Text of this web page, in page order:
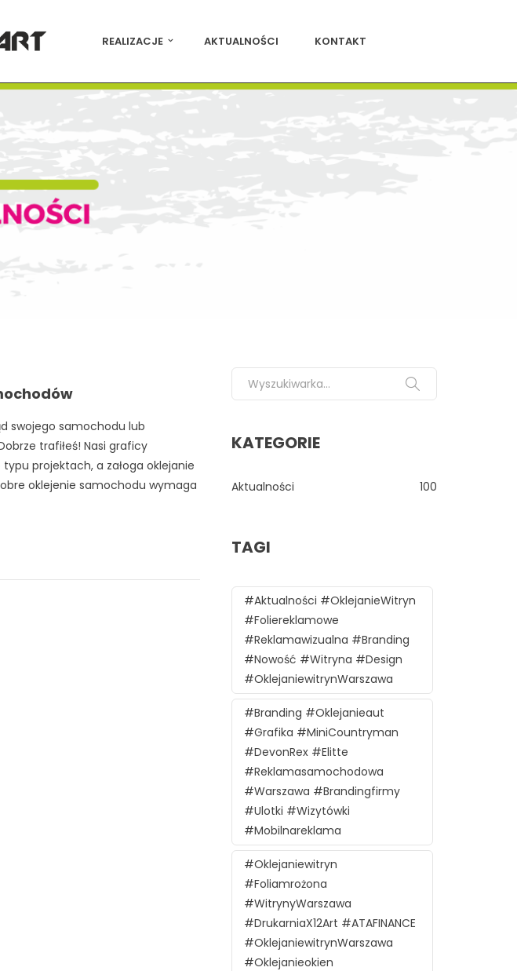
REALIZACJE AKTUALNOŚCI KONTAKT
swojego samochodu lub
trafiłeś! Nasi graficy
projektach, a załoga oklejanie
oklejenie samochodu wymaga
Search for:
KATEGORIE
Aktualności 100
TAGI
#aktualności #oklejanieWitryn
#foliereklamowe
#reklamawizualna #branding
#nowość #witryna #design
#oklejaniewitrynWarszawa
#branding #oklejanieaut
#grafika #MiniCountryman
#DevonRex #Elitte
#reklamasamochodowa
#Warszawa #brandingfirmy
#ulotki #wizytówki
#mobilnareklama
#oklejaniewitryn
#foliamrożona
#witrynyWarszawa
#DrukarniaX12Art #ATAFINANCE
#oklejaniewitrynWarszawa
#oklejanieokien